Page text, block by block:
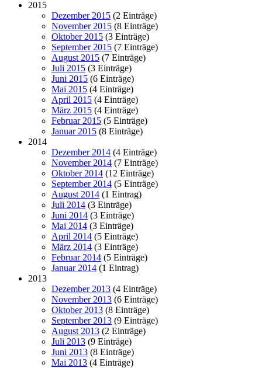
2015
Dezember 2015 (2 Einträge)
November 2015 (8 Einträge)
Oktober 2015 (3 Einträge)
September 2015 (7 Einträge)
August 2015 (7 Einträge)
Juli 2015 (3 Einträge)
Juni 2015 (6 Einträge)
Mai 2015 (4 Einträge)
April 2015 (4 Einträge)
März 2015 (4 Einträge)
Februar 2015 (5 Einträge)
Januar 2015 (8 Einträge)
2014
Dezember 2014 (4 Einträge)
November 2014 (7 Einträge)
Oktober 2014 (12 Einträge)
September 2014 (5 Einträge)
August 2014 (1 Eintrag)
Juli 2014 (3 Einträge)
Juni 2014 (3 Einträge)
Mai 2014 (3 Einträge)
April 2014 (5 Einträge)
März 2014 (3 Einträge)
Februar 2014 (5 Einträge)
Januar 2014 (1 Eintrag)
2013
Dezember 2013 (4 Einträge)
November 2013 (6 Einträge)
Oktober 2013 (8 Einträge)
September 2013 (9 Einträge)
August 2013 (2 Einträge)
Juli 2013 (9 Einträge)
Juni 2013 (8 Einträge)
Mai 2013 (4 Einträge)